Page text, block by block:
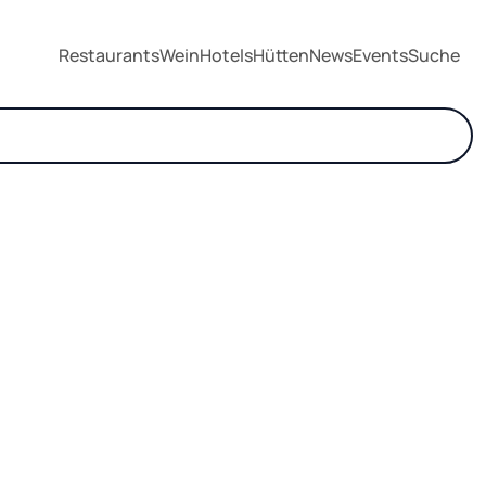
RestaurantsWeinHotelsHüttenNewsEventsSuche